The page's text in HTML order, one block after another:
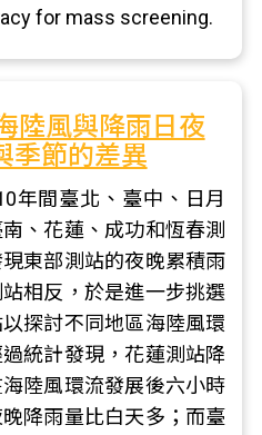
for mass screening.
陸風與降雨日夜
季節的差異
年間臺北、臺中、日月
、花蓮、成功和恆春測
東部測站的夜晚累積雨
相反，於是進一步挑選
探討不同地區海陸風環
統計發現，花蓮測站降
陸風環流發展後六小時
降雨量比白天多；而臺